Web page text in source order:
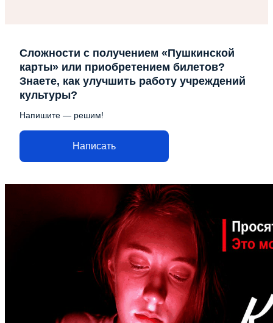
Сложности с получением «Пушкинской
карты» или приобретением билетов?
Знаете, как улучшить работу учреждений
культуры?
Напишите — решим!
Написать